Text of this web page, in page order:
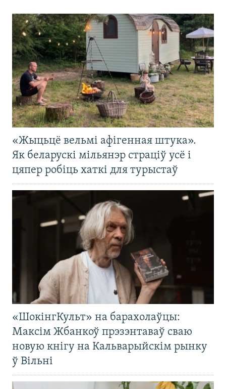
«Жыцьцё вельмі афігенная штука».
Як беларускі мільянэр страціў усё і
цяпер робіць хаткі для турыстаў
«ШокінгКульт» на барахолаўцы:
Максім Жбанкоў прэзэнтаваў сваю
новую кнігу на Кальварыйскім рынку
ў Вільні